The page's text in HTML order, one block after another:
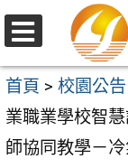
跳
至
主
要
內
選
單
首頁 > 校園公告
業職業學校智
師協同教學－